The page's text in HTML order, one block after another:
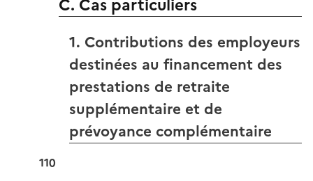
C. Cas particuliers
1. Contributions des employeurs
destinées au financement des
prestations de retraite
supplémentaire et de
prévoyance complémentaire
110